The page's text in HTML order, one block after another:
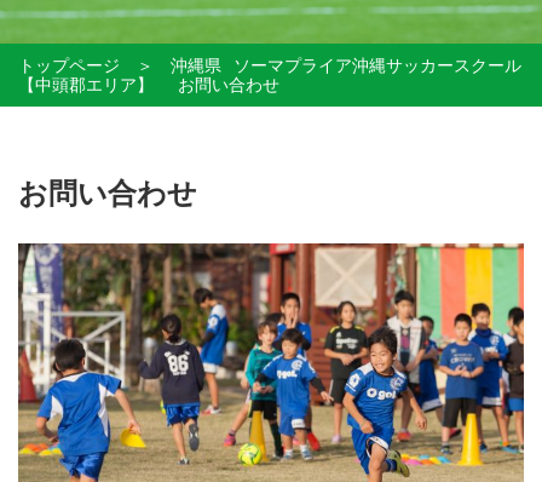
トップページ ＞ 沖縄県
ソーマプライア沖縄サッカースクール
【中頭郡エリア】
お問い合わせ
お問い合わせ